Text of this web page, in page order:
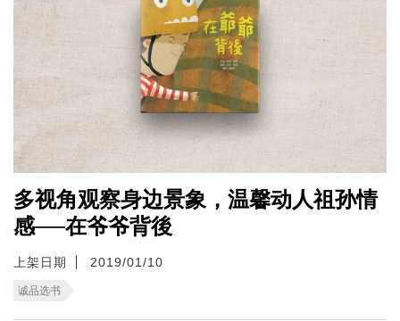
多视角观察身边景象，温馨动人祖孙情
感──在爷爷背後
上架日期 2019/01/10
诚品选书